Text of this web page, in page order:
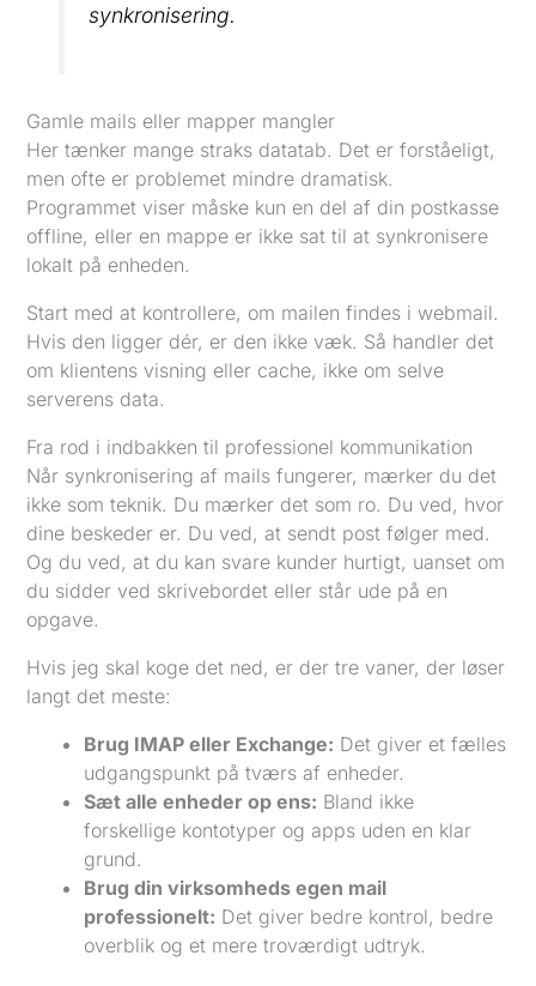
synkronisering.
Gamle mails eller mapper mangler
Her tænker mange straks datatab. Det er forståeligt,
men ofte er problemet mindre dramatisk.
Programmet viser måske kun en del af din postkasse
offline, eller en mappe er ikke sat til at synkronisere
lokalt på enheden.
Start med at kontrollere, om mailen findes i webmail.
Hvis den ligger dér, er den ikke væk. Så handler det
om klientens visning eller cache, ikke om selve
serverens data.
Fra rod i indbakken til professionel kommunikation
Når synkronisering af mails fungerer, mærker du det
ikke som teknik. Du mærker det som ro. Du ved, hvor
dine beskeder er. Du ved, at sendt post følger med.
Og du ved, at du kan svare kunder hurtigt, uanset om
du sidder ved skrivebordet eller står ude på en
opgave.
Hvis jeg skal koge det ned, er der tre vaner, der løser
langt det meste:
Brug IMAP eller Exchange: Det giver et fælles
udgangspunkt på tværs af enheder.
Sæt alle enheder op ens: Bland ikke
forskellige kontotyper og apps uden en klar
grund.
Brug din virksomheds egen mail
professionelt: Det giver bedre kontrol, bedre
overblik og et mere troværdigt udtryk.